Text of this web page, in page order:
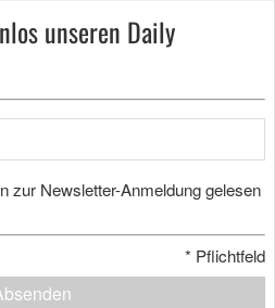
unseren Daily
zur Newsletter-Anmeldung gelesen
* Pflichtfeld